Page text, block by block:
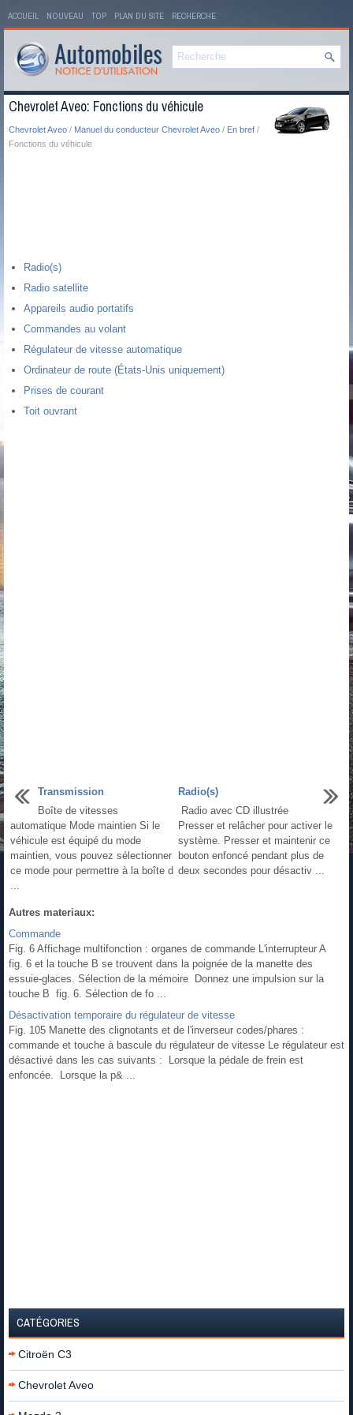
ACCUEIL NOUVEAU TOP PLAN DU SITE RECHERCHE
Chevrolet Aveo: Fonctions du véhicule
Chevrolet Aveo / Manuel du conducteur Chevrolet Aveo / En bref /
Fonctions du véhicule
Radio(s)
Radio satellite
Appareils audio portatifs
Commandes au volant
Régulateur de vitesse automatique
Ordinateur de route (États-Unis uniquement)
Prises de courant
Toit ouvrant
Transmission
Boîte de vitesses
automatique Mode maintien Si le
véhicule est équipé du mode
maintien, vous pouvez sélectionner
ce mode pour permettre à la boîte d
...
Radio(s)
Radio avec CD illustrée
Presser et relâcher pour activer le
système. Presser et maintenir ce
bouton enfoncé pendant plus de
deux secondes pour désactiv ...
Autres materiaux:
Commande
Fig. 6 Affichage multifonction : organes de commande L'interrupteur A
fig. 6 et la touche B se trouvent dans la poignée de la manette des
essuie-glaces. Sélection de la mémoire Donnez une impulsion sur la
touche B fig. 6. Sélection de fo ...
Désactivation temporaire du régulateur de vitesse
Fig. 105 Manette des clignotants et de l'inverseur codes/phares :
commande et touche à bascule du régulateur de vitesse Le régulateur est
désactivé dans les cas suivants : Lorsque la pédale de frein est
enfoncée. Lorsque la p& ...
CATÉGORIES
Citroën C3
Chevrolet Aveo